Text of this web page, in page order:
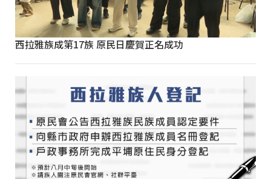
西拉雅族成第17族 原民日慶賀正名成功